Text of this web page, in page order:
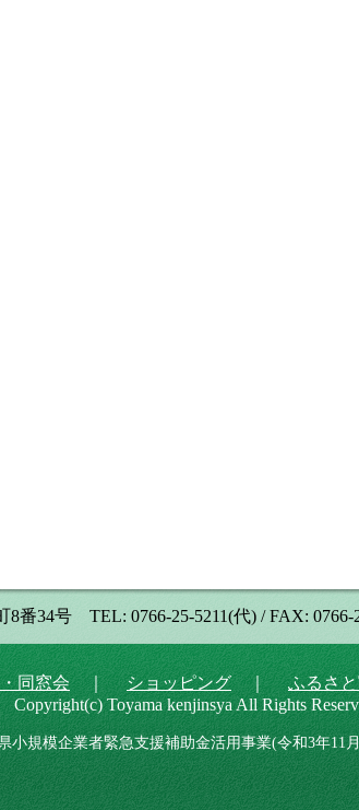
34号 TEL: 0766-25-5211(代) / FAX: 0766-
同窓会｜ショッピング｜ふるさ
Copyright(c) Toyama kenjinsya All Rights
小規模企業者緊急支援補助金活用事業(令和3年11